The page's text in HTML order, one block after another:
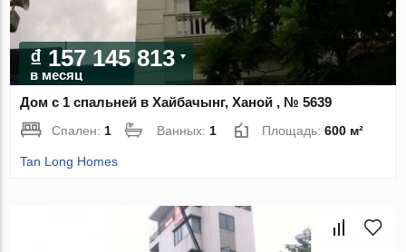
₫ 157 145 813
в месяц
Дом с 1 спальней в Хайбачынг, Ханой , № 5639
Спален: 1 Ванных: 1 Площадь:600 м²
Tan Long Homes